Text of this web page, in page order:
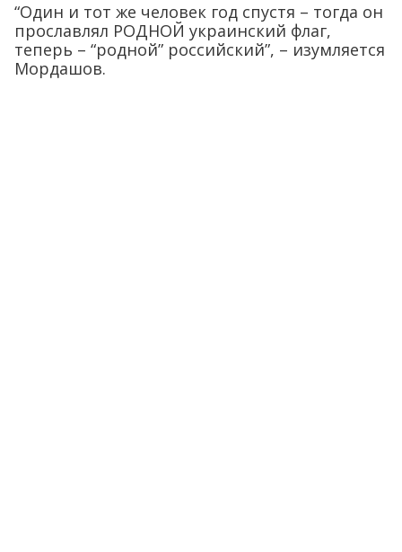
“Один и тот же человек год спустя – тогда он
прославлял РОДНОЙ украинский флаг,
теперь – “родной” российский”, – изумляется
Мордашов.